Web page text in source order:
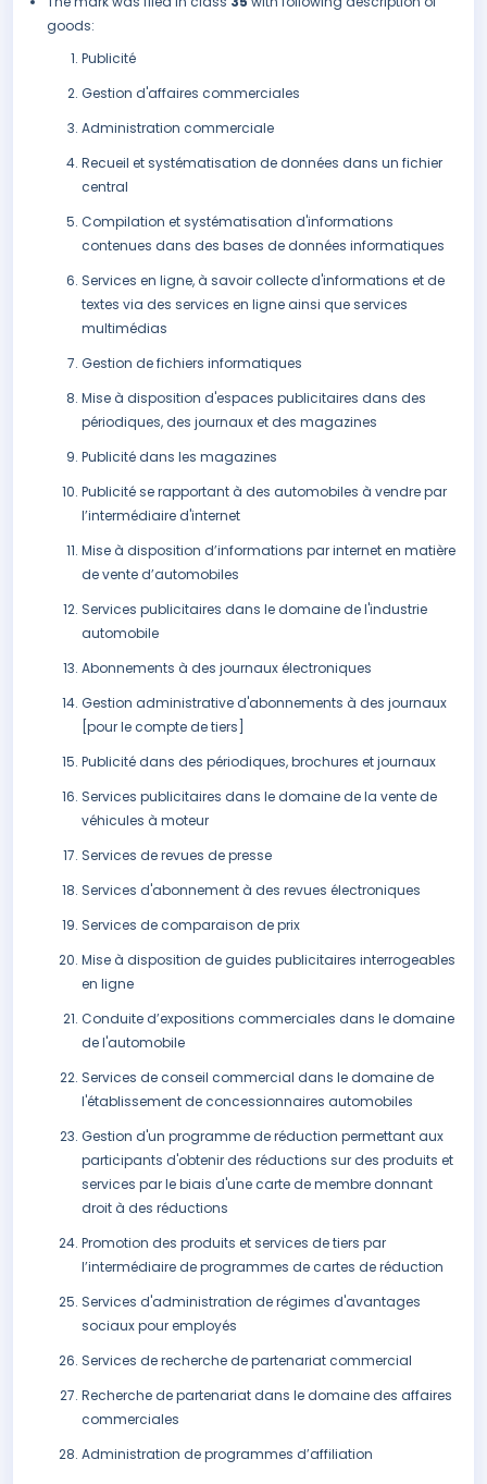
goods:
Publicité
Gestion d'affaires commerciales
Administration commerciale
Recueil et systématisation de données dans un fichier
central
Compilation et systématisation d'informations
contenues dans des bases de données informatiques
Services en ligne, à savoir collecte d'informations et de
textes via des services en ligne ainsi que services
multimédias
Gestion de fichiers informatiques
Mise à disposition d'espaces publicitaires dans des
périodiques, des journaux et des magazines
Publicité dans les magazines
Publicité se rapportant à des automobiles à vendre par
l’intermédiaire d'internet
Mise à disposition d’informations par internet en matière
de vente d’automobiles
Services publicitaires dans le domaine de l'industrie
automobile
Abonnements à des journaux électroniques
Gestion administrative d'abonnements à des journaux
[pour le compte de tiers]
Publicité dans des périodiques, brochures et journaux
Services publicitaires dans le domaine de la vente de
véhicules à moteur
Services de revues de presse
Services d'abonnement à des revues électroniques
Services de comparaison de prix
Mise à disposition de guides publicitaires interrogeables
en ligne
Conduite d’expositions commerciales dans le domaine
de l'automobile
Services de conseil commercial dans le domaine de
l'établissement de concessionnaires automobiles
Gestion d'un programme de réduction permettant aux
participants d'obtenir des réductions sur des produits et
services par le biais d'une carte de membre donnant
droit à des réductions
Promotion des produits et services de tiers par
l’intermédiaire de programmes de cartes de réduction
Services d'administration de régimes d'avantages
sociaux pour employés
Services de recherche de partenariat commercial
Recherche de partenariat dans le domaine des affaires
commerciales
Administration de programmes d’affiliation